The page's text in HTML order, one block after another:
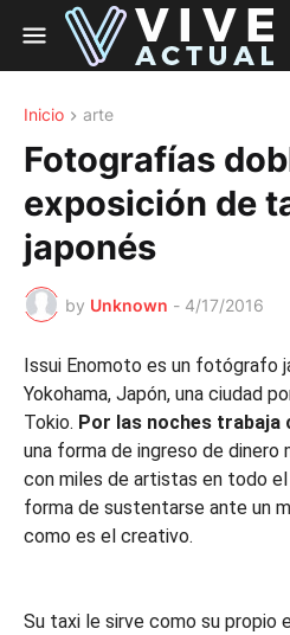
Inicio arte
Fotografías
exposición de
japonés
by Unknown - 4/17/2016
Issui Enomoto es un fotógrafo
Yokohama, Japón, una ciudad
Tokio. Por las noches
una forma de ingreso de
con miles de artistas en todo
forma de sustentarse ante un
como es el creativo.
Su taxi le sirve como su propio